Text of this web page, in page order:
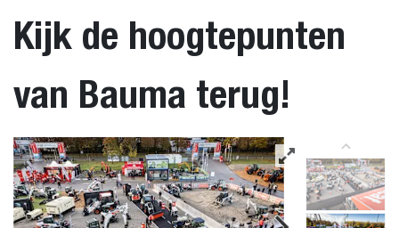
Kijk de hoogtepunten
van Bauma terug!